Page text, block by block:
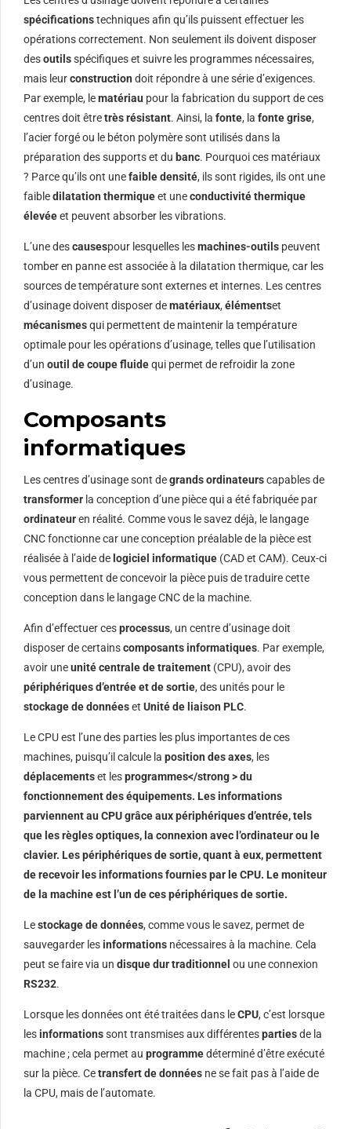
spécificationstechniques afin qu’ils puissent effectuer les
opérations correctement. Non seulement ils doivent disposer
desoutilsspécifiques et suivre les programmes nécessaires,
mais leurconstruction doit répondre à une série d’exigences.
Par exemple, lematériau pour la fabrication du support de ces
centres doit êtretrès résistant. Ainsi, la fonte, la fonte grise,
l’acier forgé ou le béton polymère sont utilisés dans la
préparation des supports et du banc. Pourquoi ces matériaux
? Parce qu’ils ont unefaible densité, ils sont rigides, ils ont une
faibledilatation thermiqueet uneconductivité thermique
élevéeet peuvent absorber les vibrations.
L’une descausespour lesquelles lesmachines-outils peuvent
tomber en panne est associée à la dilatation thermique, car les
sources de température sont externes et internes. Les centres
d’usinage doivent disposer dematériaux, élémentset
mécanismesqui permettent de maintenir la température
optimale pour les opérations d’usinage, telles que l’utilisation
d’un outil de coupe fluidequi permet de refroidir la zone
d’usinage.
Composants
informatiques
Les centres d’usinage sont degrands ordinateurscapables de
transformer la conception d’une pièce qui a été fabriquée par
ordinateuren réalité. Comme vous le savez déjà, le langage
CNC fonctionne car une conception préalable de la pièce est
réalisée à l’aide de logiciel informatique (CAD et CAM). Ceux-ci
vous permettent de concevoir la pièce puis de traduire cette
conception dans le langage CNC de la machine.
Afin d’effectuer cesprocessus, un centre d’usinage doit
disposer de certainscomposants informatiques. Par exemple,
avoir uneunité centrale de traitement (CPU), avoir des
périphériques d’entrée et de sortie, des unités pour le
stockage de donnéeset Unité de liaison PLC.
Le CPU est l’une des parties les plus importantes de ces
machines, puisqu’il calcule la position des axes, les
déplacementset lesprogrammes</strong > du
fonctionnement des équipements. Les informations
parviennent au CPU grâce aux périphériques d’entrée, tels
que les règles optiques, la connexion avec l’ordinateur ou le
clavier. Lespériphériquesde sortie, quant à eux, permettent
de recevoir lesinformationsfournies par le CPU. Le moniteur
de la machine est l’un de ces périphériques de sortie.
Lestockage de données, comme vous le savez, permet de
sauvegarder lesinformations nécessaires à la machine. Cela
peut se faire via un disque dur traditionnel ou une connexion
RS232.
Lorsque les données ont été traitées dans leCPU, c’est lorsque
lesinformationssont transmises aux différentespartiesde la
machine ; cela permet au programmedéterminé d’être exécuté
sur la pièce. Cetransfert de données ne se fait pas à l’aide de
la CPU, mais de l’automate.